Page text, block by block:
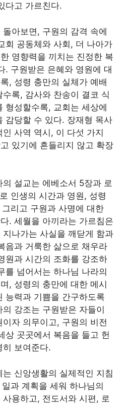
다고 가르친다.
아보면, 구원의 감격 속에
회 공동체와 사회, 더 나아가
영향력을 끼치는 진정한 복
. 구원받은 은혜와 영원에 대
, 성령 충만의 실체가 예배
록, 감사와 찬송이 결코 식
형성할수록, 교회는 세상에
감당할 수 있다. 장재형 목사
사역 역시, 이 다섯 가지
있기에 흔들리지 않고 확장
설교는 에베소서 5장과 로
인생의 시간과 영원, 성령
리고 구원과 사명에 대한
. 세월을 아끼라는 가르침은
나가는 사실을 깨닫게 함과
음과 거룩한 삶으로 채우라
원과 시간의 조화를 강조하
를 넘어서는 하나님 나라의
, 성령의 충만에 대한 메시
능력과 기쁨을 간구하도록
강조는 구원받은 자들이
자 의무이고, 구원의 비전
상 곳곳에서 복음을 들고 헌
히 보여준다.
신앙생활의 실제적인 지침
과 계획을 세워 하나님의
용하고, 전도서와 시편, 로